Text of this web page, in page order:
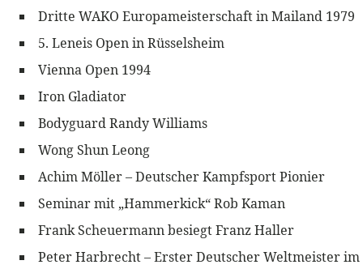
Dritte WAKO Europameisterschaft in Mailand 1979
5. Leneis Open in Rüsselsheim
Vienna Open 1994
Iron Gladiator
Bodyguard Randy Williams
Wong Shun Leong
Achim Möller – Deutscher Kampfsport Pionier
Seminar mit „Hammerkick“ Rob Kaman
Frank Scheuermann besiegt Franz Haller
Peter Harbrecht – Erster Deutscher Weltmeister im